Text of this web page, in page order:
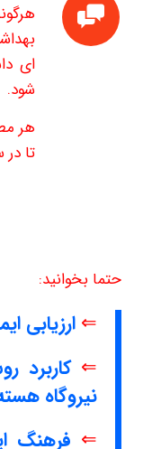
ای
شود.
هر
تا در
حتما بخوانید:
⇐ ارزیابی
⇐
نیروگاه
⇐ فرهنگ